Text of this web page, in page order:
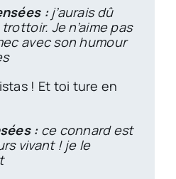
:j’aurais dû
Je n’aime pas
avec son humour
! Et toi ture en
:ce connard est
vivant ! je le